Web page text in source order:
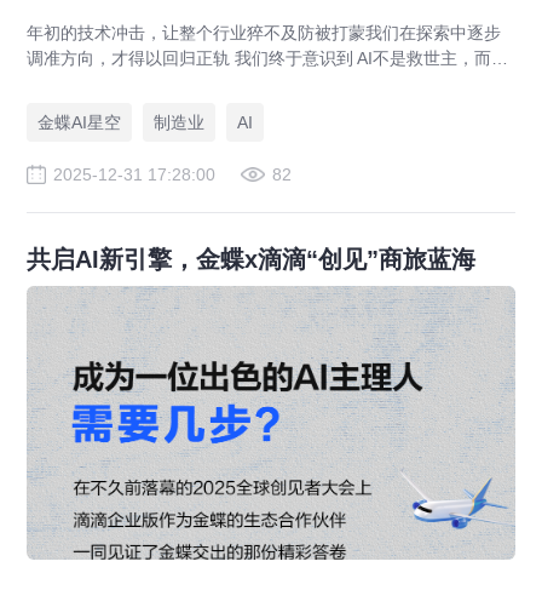
年初的技术冲击，让整个行业猝不及防被打蒙我们在探索中逐步
调准方向，才得以回归正轨 我们终于意识到 AI不是救世主，而制
金蝶AI星空
制造业 AI
2025-12-31 17:28:00 82
共启AI新引擎，金蝶x滴滴“创见”商旅蓝海